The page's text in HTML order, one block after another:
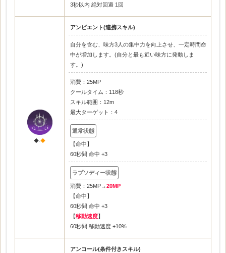
3秒以内 絶対回避 1回
◆-◆
アンビエント(連携スキル)
自分を含む、味方3人の集中力を向上させ、一定時間命
中が増加します。(自分と最も近い味方に発動しま
す。)
消費：25MP
クールタイム：118秒
スキル範囲：12m
最大ターゲット：4
【命中】
60秒間 命中 +3
消費：25MP→20MP
【命中】
60秒間 命中 +3
【移動速度】
60秒間 移動速度 +10%
アンコール(条件付きスキル)